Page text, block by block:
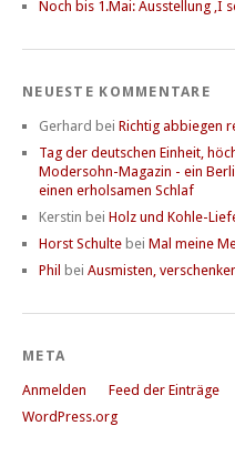
Noch bis 1.Mai: Ausstellung ‚I
NEUESTE KOMMENTARE
Gerhard bei Richtig abbiegen
Tag der deutschen Einheit,
Modersohn-Magazin - ein
einen erholsamen Schlaf
Kerstin bei Holz und Kohle-
Horst Schulte bei Mal meine
Phil bei Ausmisten,
META
Anmelden Feed der Einträge
WordPress.org